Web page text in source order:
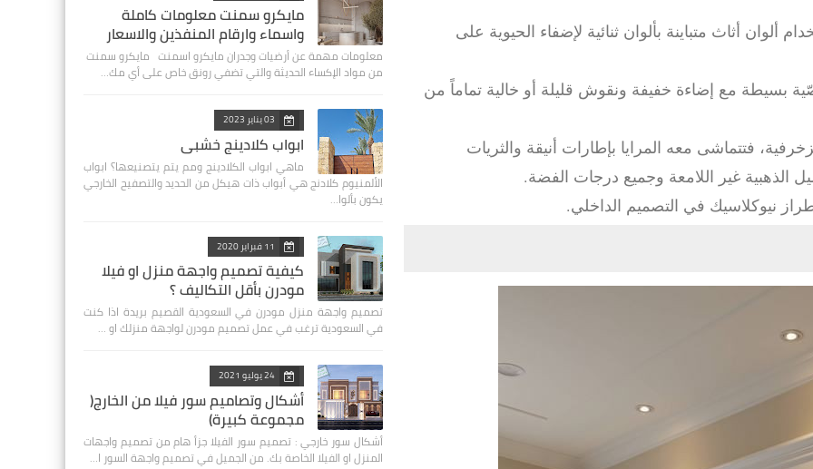
أثاث متباينة بألوان ثنائية لإضفاء الحيوية على
بسيطة مع إضاءة خفيفة ونقوش قليلة أو خالية تماماً من
فتتماشى معه المرايا بإطارات أنيقة والثريات
الذهبية غير اللامعة وجميع درجات الفضة.
مايكرو سمنت معلومات كاملة
واسماء وارقام المنفذين والاسعار
معلومات مهمة عن أرضيات وجدران مايكرو اسمنت مايكرو سمنت
من مواد الإكساء الحديثة والتي تضفي رونق خاص على أي مك…
03 يناير 2023
ابواب كلادينج خشبي
ماهي ابواب الكلادينج ومم يتم يتصنيعها؟ ‏ابواب
الألمنيوم كلادنج هي أبواب ذات هيكل من الحديد والتصفيح الخارجي
يكون بألوا…
11 فبراير 2020
كيفية تصميم واجهة منزل او فيلا
مودرن بأقل التكاليف ؟
تصميم واجهة منزل مودرن في السعودية القصيم بريدة اذا كنت
في السعودية ترغب في عمل تصميم مودرن لواجهة منزلك او …
24 يوليو 2021
أشكال وتصاميم سور فيلا من الخارج(
مجموعة كبيرة)
أشكال سور خارجي : تصميم سور الفيلا جزأ هام من تصميم واجهات
المنزل او الفيلا الخاصة بك. من الجميل في تصميم واجهة السور ا…